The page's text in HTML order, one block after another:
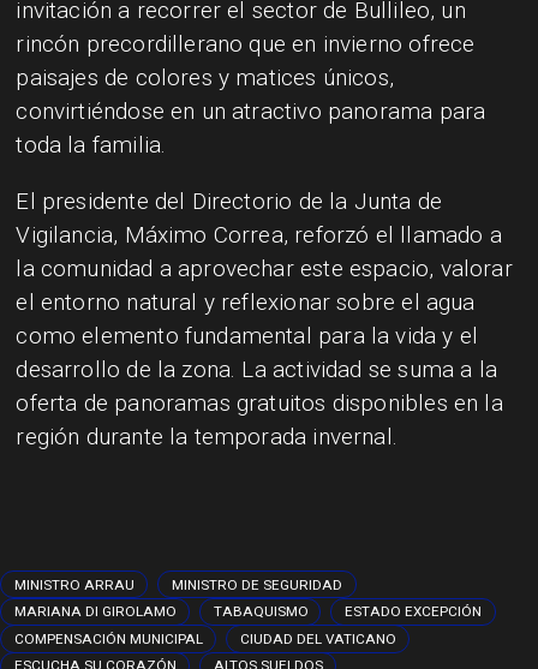
invitación a recorrer el sector de Bullileo, un
rincón precordillerano que en invierno ofrece
paisajes de colores y matices únicos,
convirtiéndose en un atractivo panorama para
toda la familia.
El presidente del Directorio de la Junta de
Vigilancia, Máximo Correa, reforzó el llamado a
la comunidad a aprovechar este espacio, valorar
el entorno natural y reflexionar sobre el agua
como elemento fundamental para la vida y el
desarrollo de la zona. La actividad se suma a la
oferta de panoramas gratuitos disponibles en la
región durante la temporada invernal.
MINISTRO ARRAU
MINISTRO DE SEGURIDAD
MARIANA DI GIROLAMO
TABAQUISMO
ESTADO EXCEPCIÓN
COMPENSACIÓN MUNICIPAL
CIUDAD DEL VATICANO